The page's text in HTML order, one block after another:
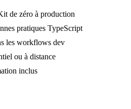
de zéro à production
pratiques TypeScript
les workflows dev
ou à distance
inclus